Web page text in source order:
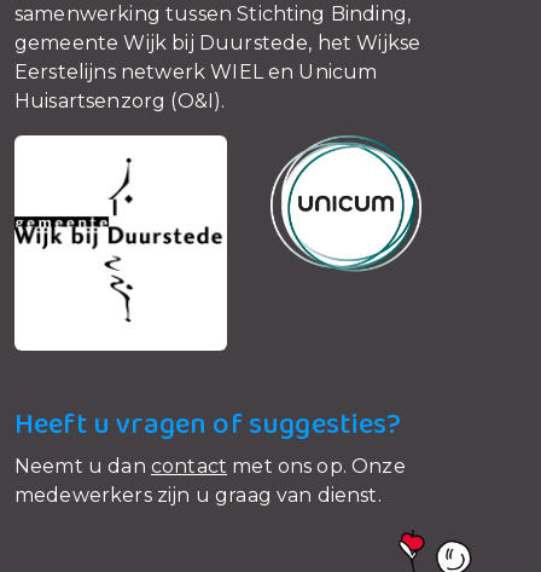
samenwerking tussen Stichting Binding,
gemeente Wijk bij Duurstede, het Wijkse
Eerstelijns netwerk WIEL en Unicum
Huisartsenzorg (O&I).
Heeft u vragen of suggesties?
Neemt u dan contact met ons op. Onze
medewerkers zijn u graag van dienst.